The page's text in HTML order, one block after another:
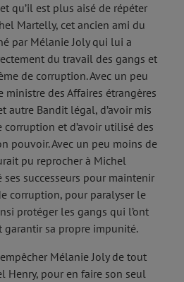
qu’il est plus aisé de répéter
Martelly, cet ancien ami du
par Mélanie Joly qui lui a
du travail des gangs et
de corruption. Avec un peu
ministre des Affaires étrangères
autre Bandit légal, d’avoir mis
corruption et d’avoir utilisé des
pouvoir. Avec un peu moins de
pu reprocher à Michel
ses successeurs pour maintenir
corruption, pour paralyser le
protéger les gangs qui l’ont
sa propre impunité.
Mélanie Joly de tout
Henry, pour en faire son seul